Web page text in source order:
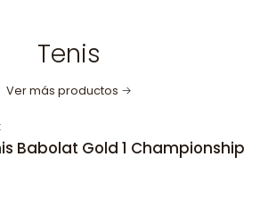
Tenis
Ver más productos
Babolat Gold 1 Championship